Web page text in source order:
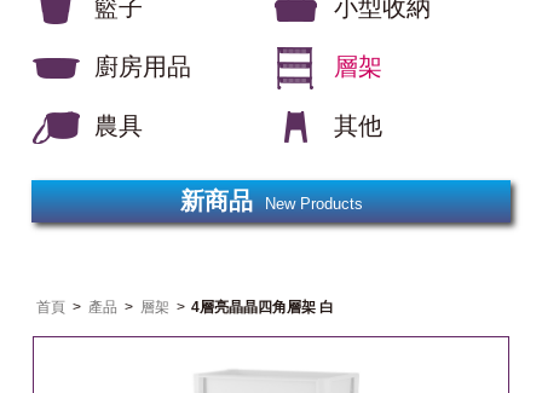
籃子 小型收納
廚房用品 層架
農具 其他
新商品 New Products
首頁 > 產品 > 層架 > 4層亮晶晶四角層架 白